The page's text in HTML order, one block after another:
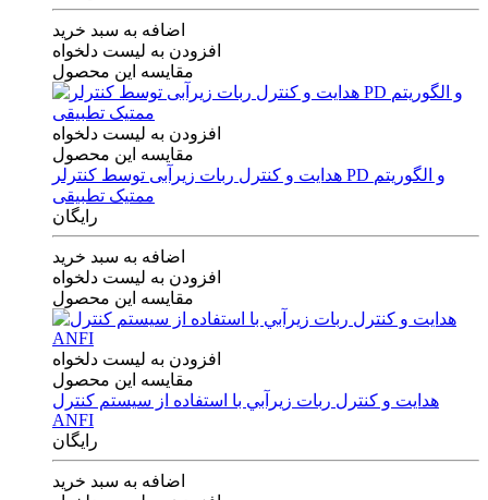
اضافه به سبد خرید
افزودن به لیست دلخواه
مقایسه این محصول
افزودن به لیست دلخواه
مقایسه این محصول
هدایت و کنترل ربات زیرآبی توسط کنترلر PD و الگوریتم
ممتیک تطبیقی
رایگان
اضافه به سبد خرید
افزودن به لیست دلخواه
مقایسه این محصول
افزودن به لیست دلخواه
مقایسه این محصول
هدايت و كنترل ربات زيرآبي با استفاده از سيستم كنترل
ANFI
رایگان
اضافه به سبد خرید